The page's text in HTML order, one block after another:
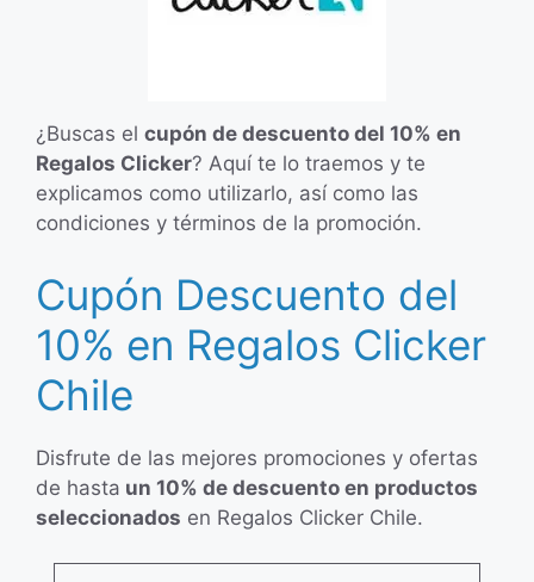
¿Buscas el cupón de descuento del 10% en
Regalos Clicker? Aquí te lo traemos y te
explicamos como utilizarlo, así como las
condiciones y términos de la promoción.
Cupón Descuento del
10% en Regalos Clicker
Chile
Disfrute de las mejores promociones y ofertas
de hasta un 10% de descuento en productos
seleccionados en Regalos Clicker Chile.